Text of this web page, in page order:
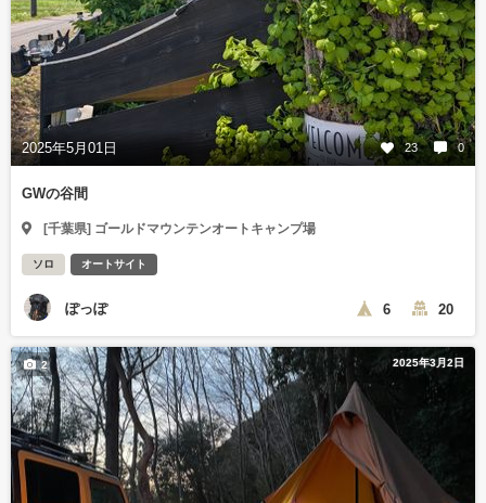
2025年5月01日 23 0
GWの谷間
[千葉県] ゴールドマウンテンオートキャンプ場
ソロ オートサイト
ぽっぽ 6 20
2025年3月2日
2